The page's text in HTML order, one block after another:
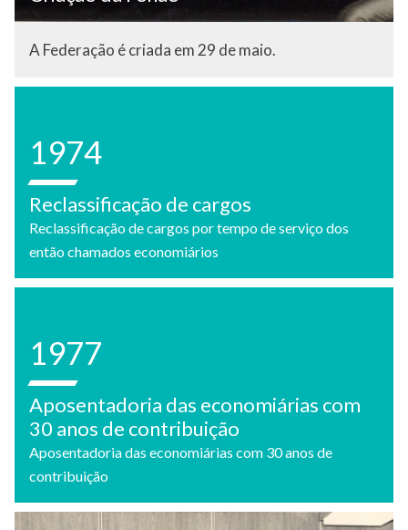
A Federação é criada em 29 de maio.
1974
Reclassificação de cargos
Reclassificação de cargos por tempo de serviço dos
então chamados economiários
1977
Aposentadoria das economiárias com
30 anos de contribuição
Aposentadoria das economiárias com 30 anos de
contribuição